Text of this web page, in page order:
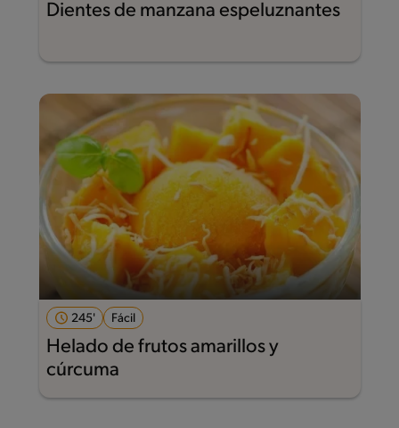
Dientes de manzana espeluznantes
245' Fácil
Helado de frutos amarillos y
cúrcuma